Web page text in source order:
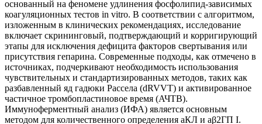
основанный на феномене удлинения фосфолипид-зависимых
коагуляционных тестов in vitro. В соответствии с алгоритмом,
изложенным в клинических рекомендациях, исследование
включает скрининговый, подтверждающий и корригирующий
этапы для исключения дефицита факторов свертывания или
присутствия гепарина. Современные подходы, как отмечено в
источниках, подчеркивают необходимость использования
чувствительных и стандартизированных методов, таких как
разбавленный яд гадюки Рассела (dRVVT) и активированное
частичное тромбопластиновое время (АЧТВ).
Иммуноферментный анализ (ИФА) является основным
методом для количественного определения aКЛ и aβ2ГП I.